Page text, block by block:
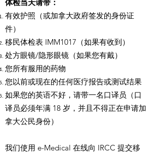
体检当天请带：
有效护照（或加拿大政府签发的身份证
件）
移民体检表 IMM1017（如果有收到）
处方眼镜/隐形眼镜（如果您有戴）
您所有服用的药物
您以前或现在的任何医疗报告或测试结果
如果您的英语不好，请带一名口译员（口
译员必须年满 18 岁，并且不得正在申请加
拿大公民身份）
我们使用 e-Medical 在线向 IRCC 提交移